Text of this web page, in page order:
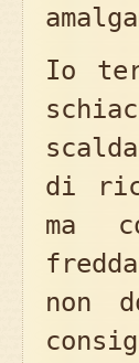
Io
di
ma
non